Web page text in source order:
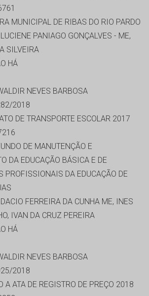
MUNICIPAL DE RIBAS DO RIO PARDO
LUCIENE PANIAGO GONÇALVES - ME,
SILVEIRA
HÁ
NEVES BARBOSA
2018
DE TRANSPORTE ESCOLAR 2017
DE MANUTENÇÃO E
DA EDUCAÇÃO BÁSICA E DE
PROFISSIONAIS DA EDUCAÇÃO DE
DACIO FERREIRA DA CUNHA ME, INES
IVAN DA CRUZ PEREIRA
HÁ
NEVES BARBOSA
2018
A ATA DE REGISTRO DE PREÇO 2018